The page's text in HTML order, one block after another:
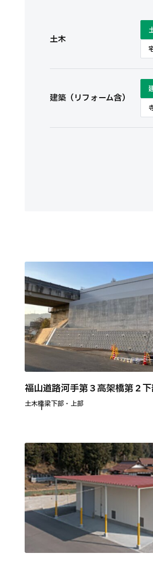
土木
建築（リフォーム含）
福山道路河手第３高架橋第２
土木橋梁下部・上部